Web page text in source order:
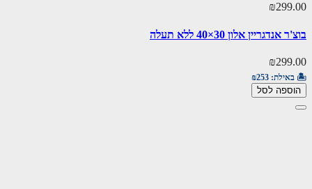
₪299.00
בוצ'ר אנדגריין אלון 30×40 ללא תעלה
₪299.00
🏝️ באילת: ₪253
הוספה לסל